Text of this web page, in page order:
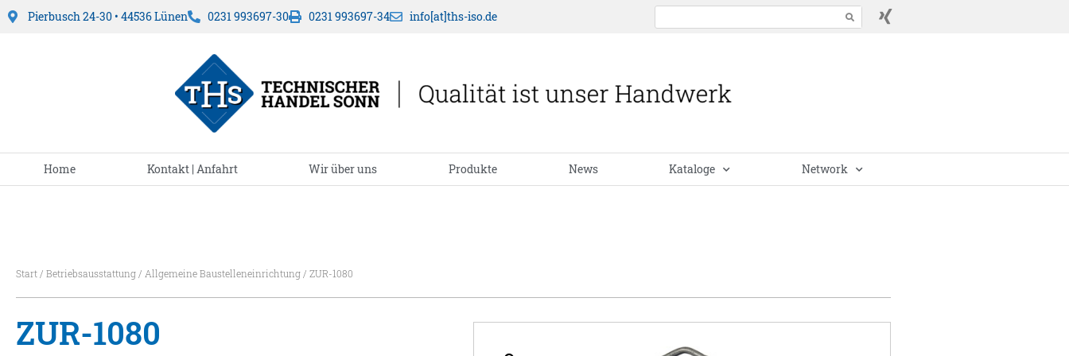
Pierbusch 24-30 • 44536 Lünen 0231 993697-30 0231 993697-34 info[at]ths-iso.de
Home Kontakt | Anfahrt Wir über uns Produkte News Kataloge Network
Start / Betriebsausstattung / Allgemeine Baustelleneinrichtung / ZUR-1080
ZUR-1080